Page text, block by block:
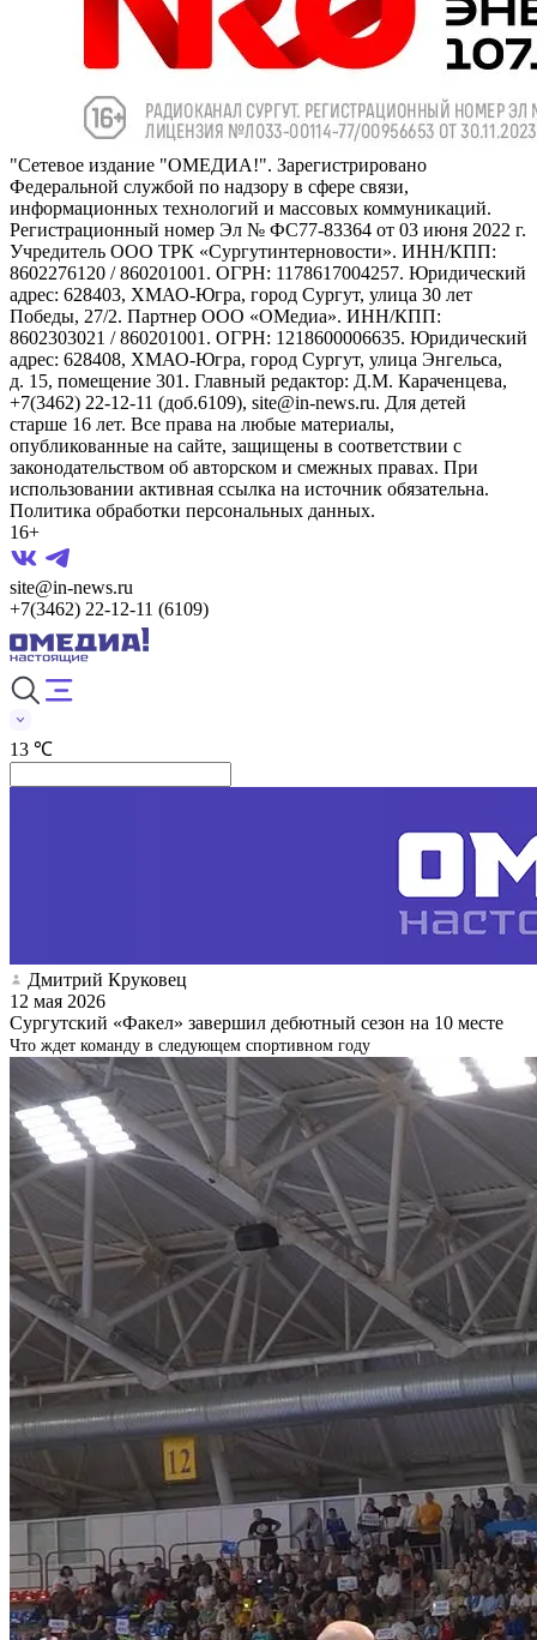
"Сетевое издание "ОМЕДИА!". Зарегистрировано
Федеральной службой по надзору в сфере связи,
информационных технологий и массовых коммуникаций.
Регистрационный номер Эл № ФС77-83364 от 03 июня 2022 г.
Учредитель ООО ТРК «Сургутинтерновости». ИНН/КПП:
8602276120 / 860201001. ОГРН: 1178617004257. Юридический
адрес: 628403, ХМАО-Югра, город Сургут, улица 30 лет
Победы, 27/2. Партнер ООО «ОМедиа». ИНН/КПП:
8602303021 / 860201001. ОГРН: 1218600006635. Юридический
адрес: 628408, ХМАО-Югра, город Сургут, улица Энгельса,
д. 15, помещение 301. Главный редактор: Д.М. Караченцева,
+7(3462) 22-12-11 (доб.6109), site@in-news.ru. Для детей
старше 16 лет. Все права на любые материалы,
опубликованные на сайте, защищены в соответствии с
законодательством об авторском и смежных правах. При
использовании активная ссылка на источник обязательна.
Политика обработки персональных данных.
16+
site@in-news.ru
+7(3462) 22-12-11 (6109)
13 ℃
Дмитрий Круковец
12 мая 2026
Сургутский «Факел» завершил дебютный сезон на 10 месте
Что ждет команду в следующем спортивном году